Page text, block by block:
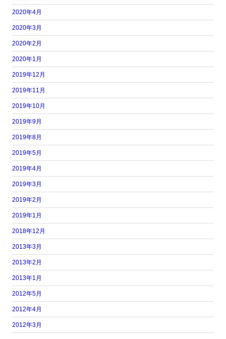
2020年4月
2020年3月
2020年2月
2020年1月
2019年12月
2019年11月
2019年10月
2019年9月
2019年8月
2019年5月
2019年4月
2019年3月
2019年2月
2019年1月
2018年12月
2013年3月
2013年2月
2013年1月
2012年5月
2012年4月
2012年3月